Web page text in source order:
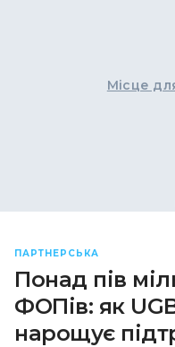
Місце
ПАРТНЕРСЬКА
Понад пів
ФОПів: як
нарощує